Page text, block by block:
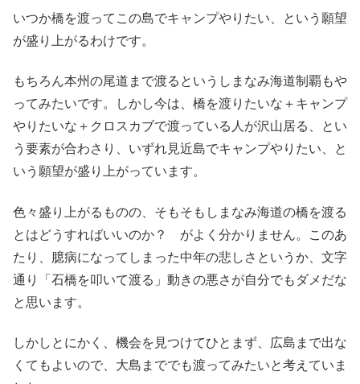
いつか橋を渡ってこの島でキャンプやりたい、という願望
が盛り上がるわけです。
もちろん本州の尾道まで渡るというしまなみ海道制覇もや
ってみたいです。しかし今は、橋を渡りたいな＋キャンプ
やりたいな＋クロスカブで渡っている人が沢山居る、とい
う要素が合わさり、いずれ見近島でキャンプやりたい、と
いう願望が盛り上がっています。
色々盛り上がるものの、そもそもしまなみ海道の橋を渡る
とはどうすればいいのか？ がよく分かりません。このあ
たり、臆病になってしまった中年の悲しさというか、文字
通り「石橋を叩いて渡る」動きの悪さが自分でもダメだな
と思います。
しかしとにかく、機会を見つけてひとまず、広島まで出な
くてもよいので、大島まででも渡ってみたいと考えていま